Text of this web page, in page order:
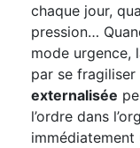
chaque jour,
pression…
mode urgence,
par se fragiliser
externalisée
l’ordre dans